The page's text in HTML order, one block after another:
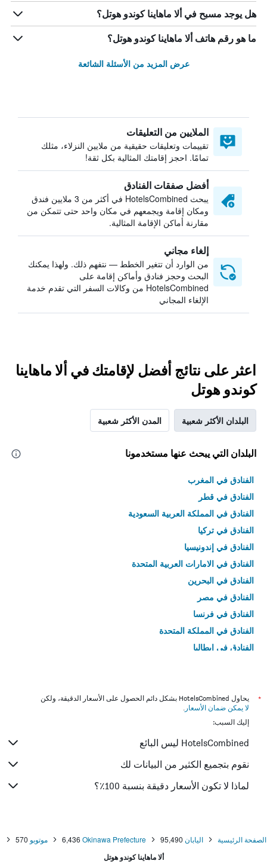
هل يوجد مسبح في ألا ماهاينا كوندو هوتل؟
ما هو رقم هاتف ألا ماهاينا كوندو هوتل؟
عرض المزيد من الأسئلة الشائعة
الملايين من التعليقات
تقييمات وتعليقات حقيقية من ملايين النزلاء، مثلك
تمامًا. احجز إقامتك المثالية بكل ثقة!
أفضل صفقات الفنادق
يبحث HotelsCombined في أكثر من 3 ملايين فندق
ومكان إقامة ويجمعهم في مكان واحد حتى تتمكن من
مقارنة أماكن الإقامة المثالية.
إلغاء مجاني
من الوارد أن تتغير الخطط — نتفهم ذلك. ولهذا يمكنك
البحث وحجز فنادق وأماكن إقامة على
HotelsCombined من وكالات السفر التي تقدم خدمة
الإلغاء المجاني
اعثر على نتائج أفضل لإقامتك في ألا ماهاينا
كوندو هوتل
البلدان الأكثر شعبية المدن الأكثر شعبية
البلدان التي يبحث عنها مستخدمونا
الفنادق في المغرب
الفنادق في قطر
الفنادق في المملكة العربية السعودية
الفنادق في تركيا
الفنادق في إندونيسيا
الفنادق في الامارات العربية المتحدة
الفنادق في البحرين
الفنادق في مصر
الفنادق في فرنسا
الفنادق في المملكة المتحدة
الفنادق في إيطاليا
*
يحاول HotelsCombined بشكل دائم الحصول على الأسعار الدقيقة، ولكن
لا يمكن ضمان الأسعار .
إليك السبب:
HotelsCombined ليس البائع
نقوم بتجميع الكثير من البيانات لك
لماذا لا تكون الأسعار دقيقة بنسبة 100٪؟
الصفحة الرئيسية اليابان 95,490
Okinawa Prefecture
6,436 موتوبو 570
ألا ماهاينا كوندو هوتل